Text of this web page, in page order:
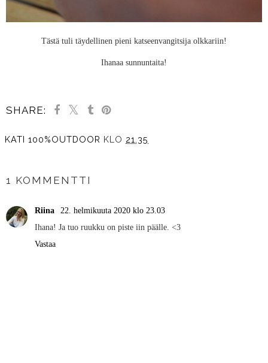
Tästä tuli täydellinen pieni katseenvangitsija olkkariin!
Ihanaa sunnuntaita!
SHARE:
KATI 100%OUTDOOR KLO 21.35
1 KOMMENTTI
Riina
22. helmikuuta 2020 klo 23.03
Ihana! Ja tuo ruukku on piste iin päälle. <3
Vastaa